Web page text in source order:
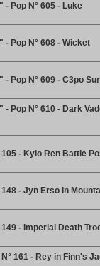
Pop N° 605 - Luke
Pop N° 608 - Wicket
Pop N° 609 - C3po
Pop N° 610 - Dark
- Kylo Ren Battle
- Jyn Erso In
- Imperial Death
161 - Rey in Finn's